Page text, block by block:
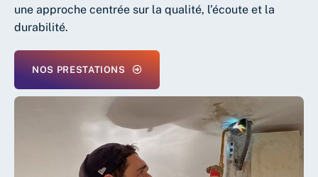
une approche centrée sur la qualité, l’écoute et la
durabilité.
NOS PRESTATIONS